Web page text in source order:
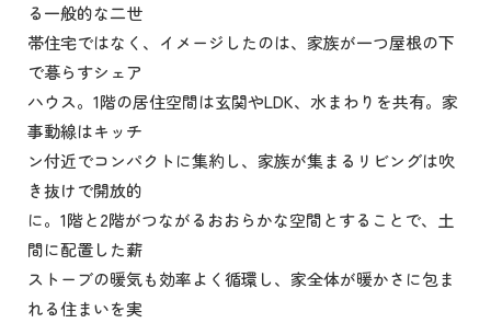
る一般的な二世
帯住宅ではなく、イメージしたのは、家族が一つ屋根の下
で暮らすシェア
ハウス。1階の居住空間は玄関やLDK、水まわりを共有。家
事動線はキッチ
ン付近でコンパクトに集約し、家族が集まるリビングは吹
き抜けで開放的
に。1階と2階がつながるおおらかな空間とすることで、土
間に配置した薪
ストーブの暖気も効率よく循環し、家全体が暖かさに包ま
れる住まいを実